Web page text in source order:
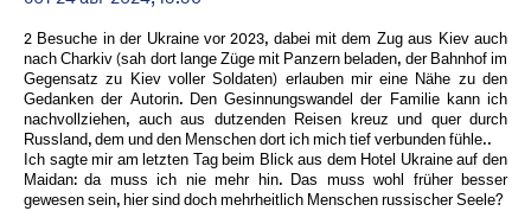
2 Besuche in der Ukraine vor 2023, dabei mit dem Zug aus Kiev auch
nach Charkiv (sah dort lange Züge mit Panzern beladen, der Bahnhof im
Gegensatz zu Kiev voller Soldaten) erlauben mir eine Nähe zu den
Gedanken der Autorin. Den Gesinnungswandel der Familie kann ich
nachvollziehen, auch aus dutzenden Reisen kreuz und quer durch
Russland, dem und den Menschen dort ich mich tief verbunden fühle..
Ich sagte mir am letzten Tag beim Blick aus dem Hotel Ukraine auf den
Maidan: da muss ich nie mehr hin. Das muss wohl früher besser
gewesen sein, hier sind doch mehrheitlich Menschen russischer Seele?